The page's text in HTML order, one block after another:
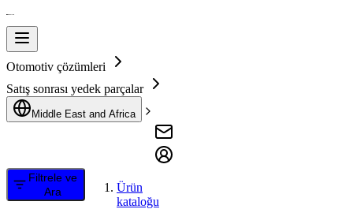
Otomotiv çözümleri
Satış sonrası yedek parçalar
Middle East and Africa
Filtrele ve
Ara
Ürün
kataloğu